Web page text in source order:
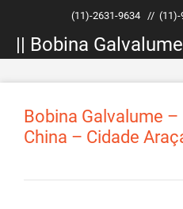
conteúdo
(11)-2631-9634 // (11)-
|| Bobina
Bobina Galvalume
China – Cidade